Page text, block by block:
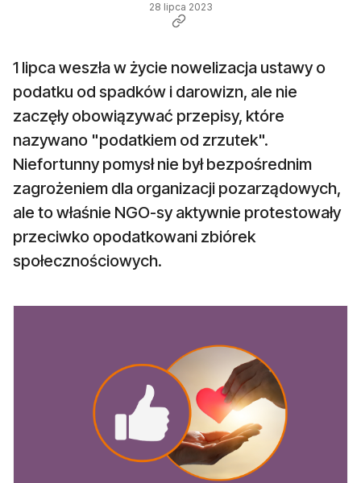
28 lipca 2023
1 lipca weszła w życie nowelizacja ustawy o
podatku od spadków i darowizn, ale nie
zaczęły obowiązywać przepisy, które
nazywano "podatkiem od zrzutek".
Niefortunny pomysł nie był bezpośrednim
zagrożeniem dla organizacji pozarządowych,
ale to właśnie NGO-sy aktywnie protestowały
przeciwko opodatkowani zbiórek
społecznościowych.